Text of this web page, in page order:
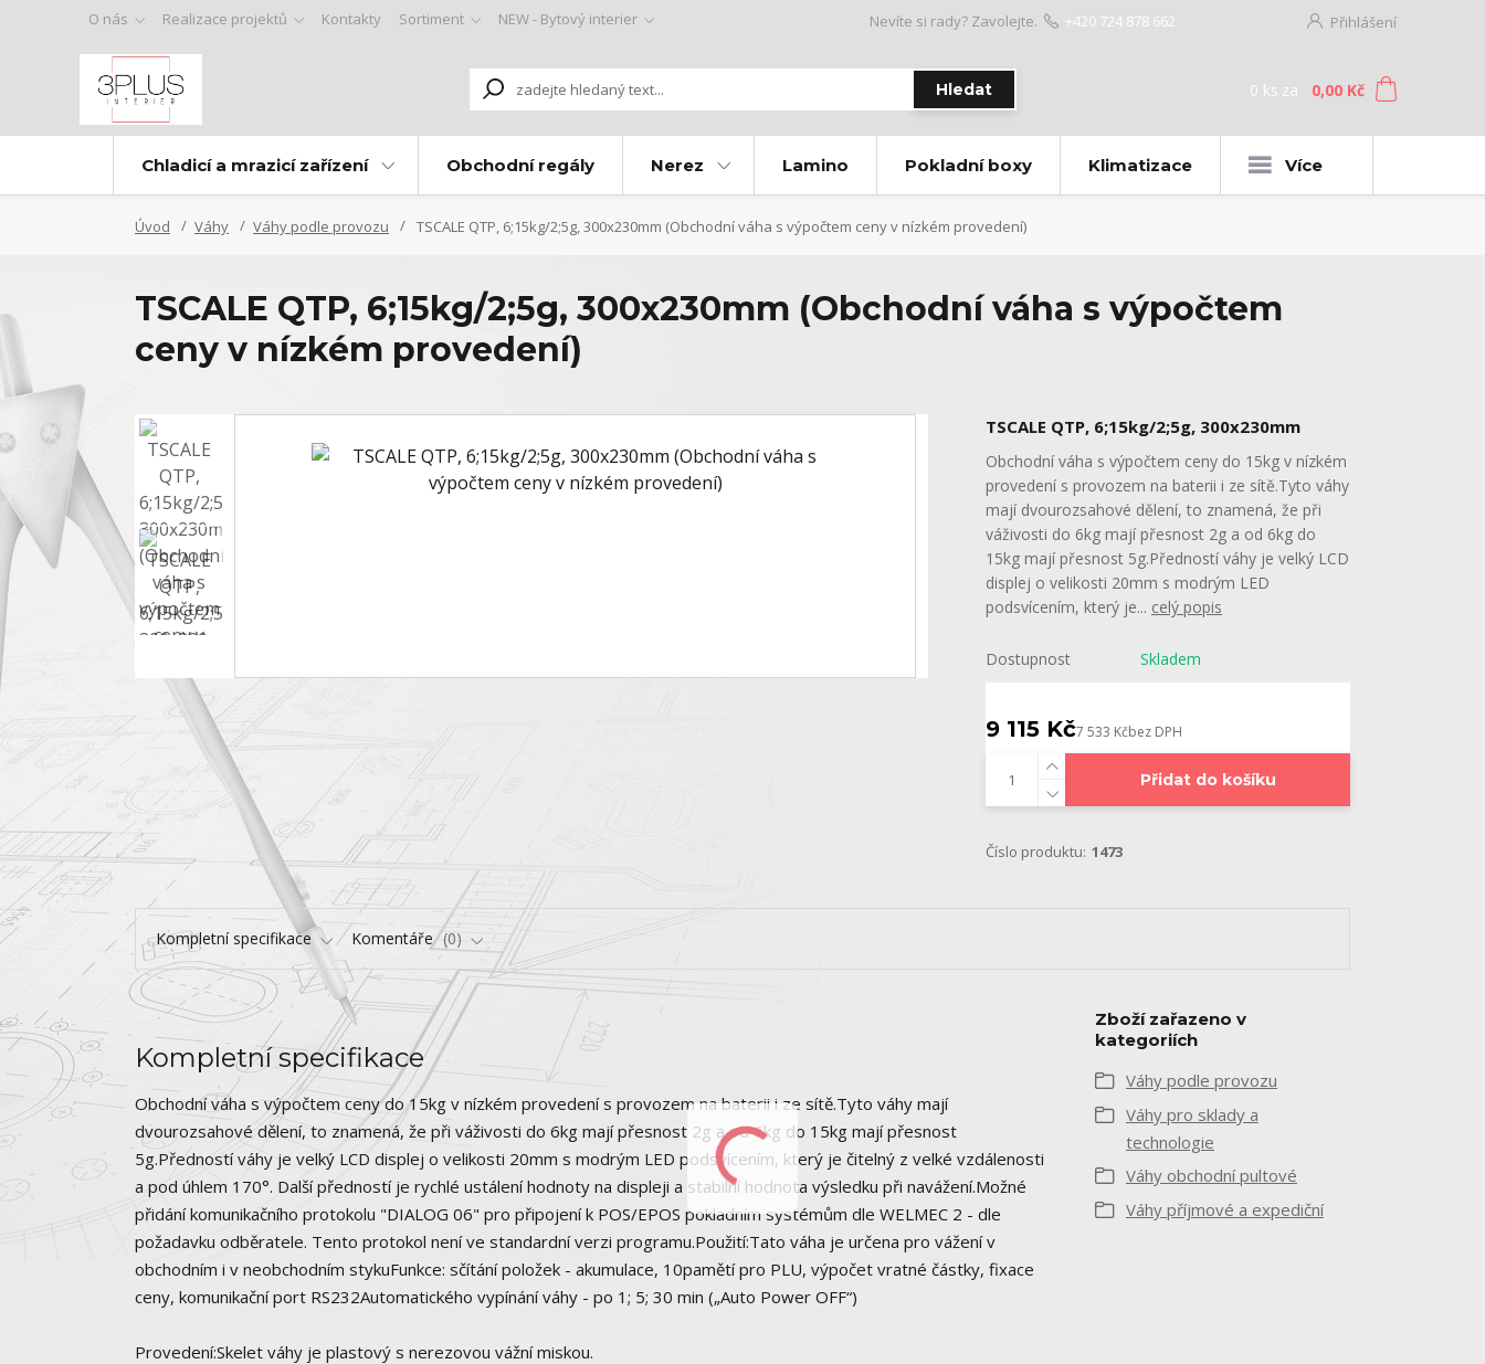
O nás Realizace projektů Kontakty Sortiment NEW - Bytový interier Přihlášení
Hledat
Nevíte si rady? Zavolejte. +420 724 878 662
0 ks za 0,00 Kč
Chladicí a mrazicí zařízení Obchodní regály Nerez Lamino Pokladní boxy Klimatizace Více
Úvod Váhy Váhy podle provozu TSCALE QTP, 6;15kg/2;5g, 300x230mm (Obchodní váha s výpočtem ceny v nízkém provedení)
TSCALE QTP, 6;15kg/2;5g, 300x230mm (Obchodní váha s výpočtem
ceny v nízkém provedení)
TSCALE QTP, 6;15kg/2;5g, 300x230mm
Obchodní váha s výpočtem ceny do 15kg v nízkém
provedení s provozem na baterii i ze sítě.Tyto váhy
mají dvourozsahové dělení, to znamená, že při
váživosti do 6kg mají přesnost 2g a od 6kg do
15kg mají přesnost 5g.Předností váhy je velký LCD
displej o velikosti 20mm s modrým LED
podsvícením, který je... celý popis
Dostupnost Skladem
9 115 Kč7 533 Kčbez DPH
Přidat do košíku
Číslo produktu: 1473
Kompletní specifikace Komentáře 0
Kompletní specifikace
Obchodní váha s výpočtem ceny do 15kg v nízkém provedení s provozem na baterii i ze sítě.Tyto váhy mají
dvourozsahové dělení, to znamená, že při váživosti do 6kg mají přesnost 2g a od 6kg do 15kg mají přesnost
5g.Předností váhy je velký LCD displej o velikosti 20mm s modrým LED podsvícením, který je čitelný z velké vzdálenosti
a pod úhlem 170°. Další předností je rychlé ustálení hodnoty na displeji a stabilní hodnota výsledku při navážení.Možné
přidání komunikačního protokolu "DIALOG 06" pro připojení k POS/EPOS pokladním systémům dle WELMEC 2 - dle
požadavku odběratele. Tento protokol není ve standardní verzi programu.Použití:Tato váha je určena pro vážení v
obchodním i v neobchodním stykuFunkce: sčítání položek - akumulace, 10pamětí pro PLU, výpočet vratné částky, fixace
ceny, komunikační port RS232Automatického vypínání váhy - po 1; 5; 30 min („Auto Power OFF“)
Provedení:Skelet váhy je plastový s nerezovou vážní miskou.
Zboží zařazeno v
kategoriích
Váhy podle provozu
Váhy pro sklady a
technologie
Váhy obchodní pultové
Váhy příjmové a expediční